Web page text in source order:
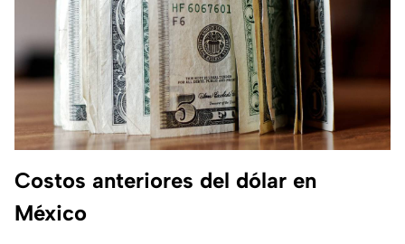
Costos anteriores del dólar en
México